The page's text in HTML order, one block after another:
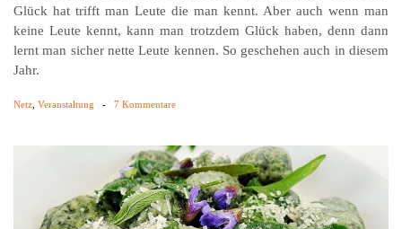
Glück hat trifft man Leute die man kennt. Aber auch wenn man
keine Leute kennt, kann man trotzdem Glück haben, denn dann
lernt man sicher nette Leute kennen. So geschehen auch in diesem
Jahr.
Netz Veranstaltung - 7 Kommentare